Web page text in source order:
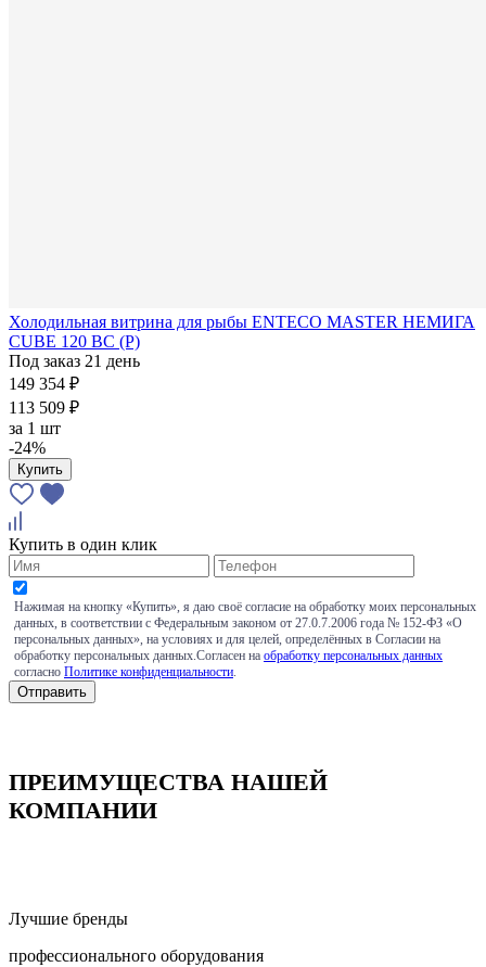
Холодильная витрина для рыбы ENTECO MASTER НЕМИГА
CUBE 120 ВС (Р)
Под заказ 21 день
149 354 ₽
113 509 ₽
за 1 шт
-24%
Купить
Купить в один клик
Нажимая на кнопку «Купить», я даю своё согласие на обработку моих персональных
данных, в соответствии с Федеральным законом от 27.0.7.2006 года № 152-ФЗ «О
персональных данных», на условиях и для целей, определённых в Согласии на
обработку персональных данных.Согласен на обработку персональных данных
согласно Политике конфиденциальности
ПРЕИМУЩЕСТВА НАШЕЙ
КОМПАНИИ
Лучшие бренды
профессионального оборудования